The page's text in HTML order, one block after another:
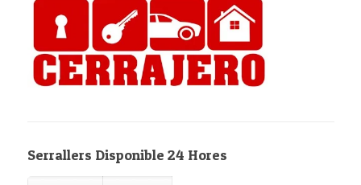
Serrallers Disponible 24 Hores